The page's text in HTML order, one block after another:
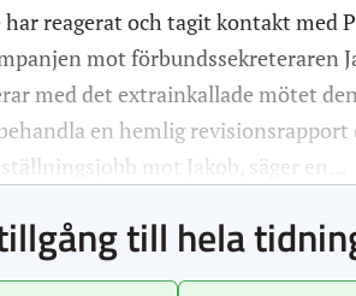
har reagerat och tagit kontakt med
mot förbundssekreteraren
med det extrainkallade mötet
en hemlig revisionsrapport
mot Jakob, säger en…
till hela